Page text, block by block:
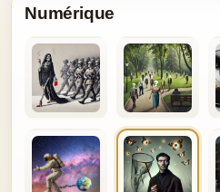
Numérique